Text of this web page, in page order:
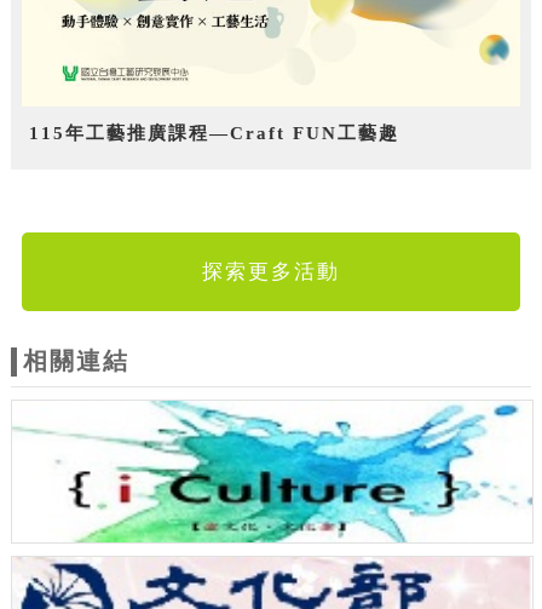
115年工藝推廣課程—Craft FUN工藝趣
探索更多活動
相關連結